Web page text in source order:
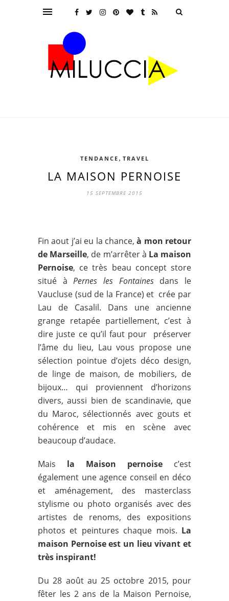
TENDANCE , TRAVEL
LA MAISON PERNOISE
15 SEPTEMBRE 2015
Fin aout j’ai eu la chance,à mon retour
de Marseille, de m’arrêter à La maison
Pernoise, ce très beau concept store
situé àPernes les Fontainesdans le
Vaucluse (sud de la France) et crée par
Lau de Casalil. Dans une ancienne
grange retapée partiellement, c’est à
dire juste ce qu’il faut pour préserver
l’âme du lieu, Lau vous propose une
sélection pointue d’ojets déco design,
de linge de maison, de mobiliers, de
bijoux… qui proviennent d’horizons
divers, aussi bien de scandinavie, que
du Maroc, sélectionnés avec gouts et
cohérence et mis en scène avec
beaucoup d’audace.
Mais la Maison pernoise c’est
également une agence conseil en déco
et aménagement, des masterclass
stylisme ou photo organisés avec des
artistes de renoms, des expositions
photos et peintures chaque mois. La
maison Pernoise est un lieu vivant et
très inspirant!
Du 28 août au 25 octobre 2015, pour
fêter les 2 ans de la Maison Pernoise,